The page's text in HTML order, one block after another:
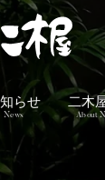
らせ
News
二木
About